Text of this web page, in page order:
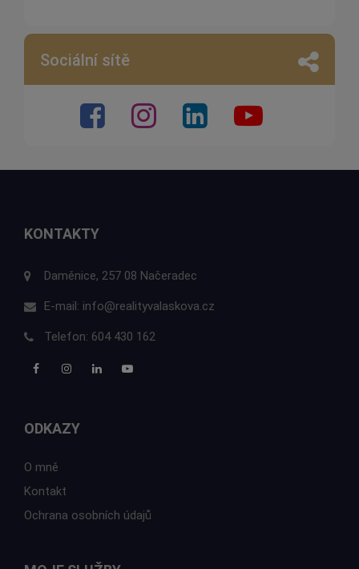
Sociální sítě
KONTAKTY
Daměnice, 257 08 Načeradec
E-mail: info@realityvalaskova.cz
Telefon: 604 430 162
ODKAZY
O mně
Kontakt
Ochrana osobních údajů